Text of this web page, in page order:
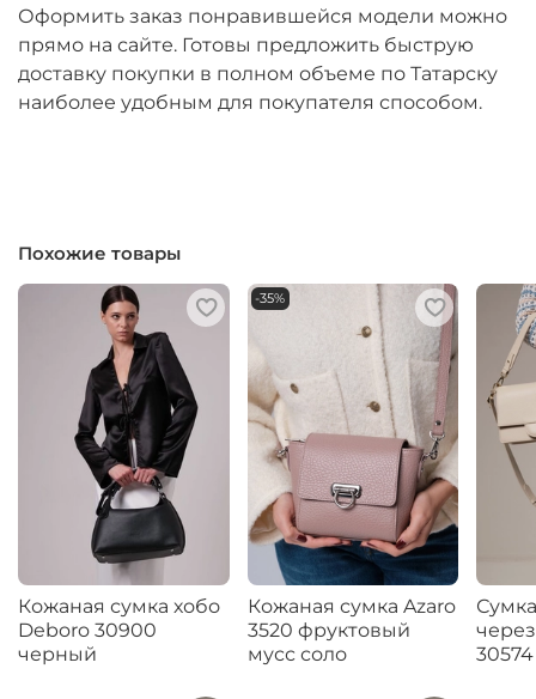
Оформить заказ понравившейся модели можно
прямо на сайте. Готовы предложить быструю
доставку покупки в полном объеме по Татарску
наиболее удобным для покупателя способом.
Похожие товары
Кожаная сумка хобо
Deboro 30900
черный
-35%
Кожаная сумка Azaro
3520 фруктовый
мусс соло